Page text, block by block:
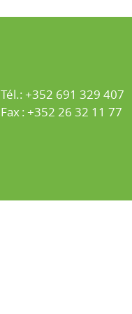
Tél.:+352 691 329 407
Fax:+352 26 32 11 77